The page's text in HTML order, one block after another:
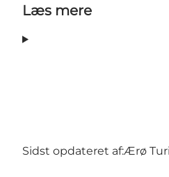
Læs mere
Sidst opdateret af:Ærø